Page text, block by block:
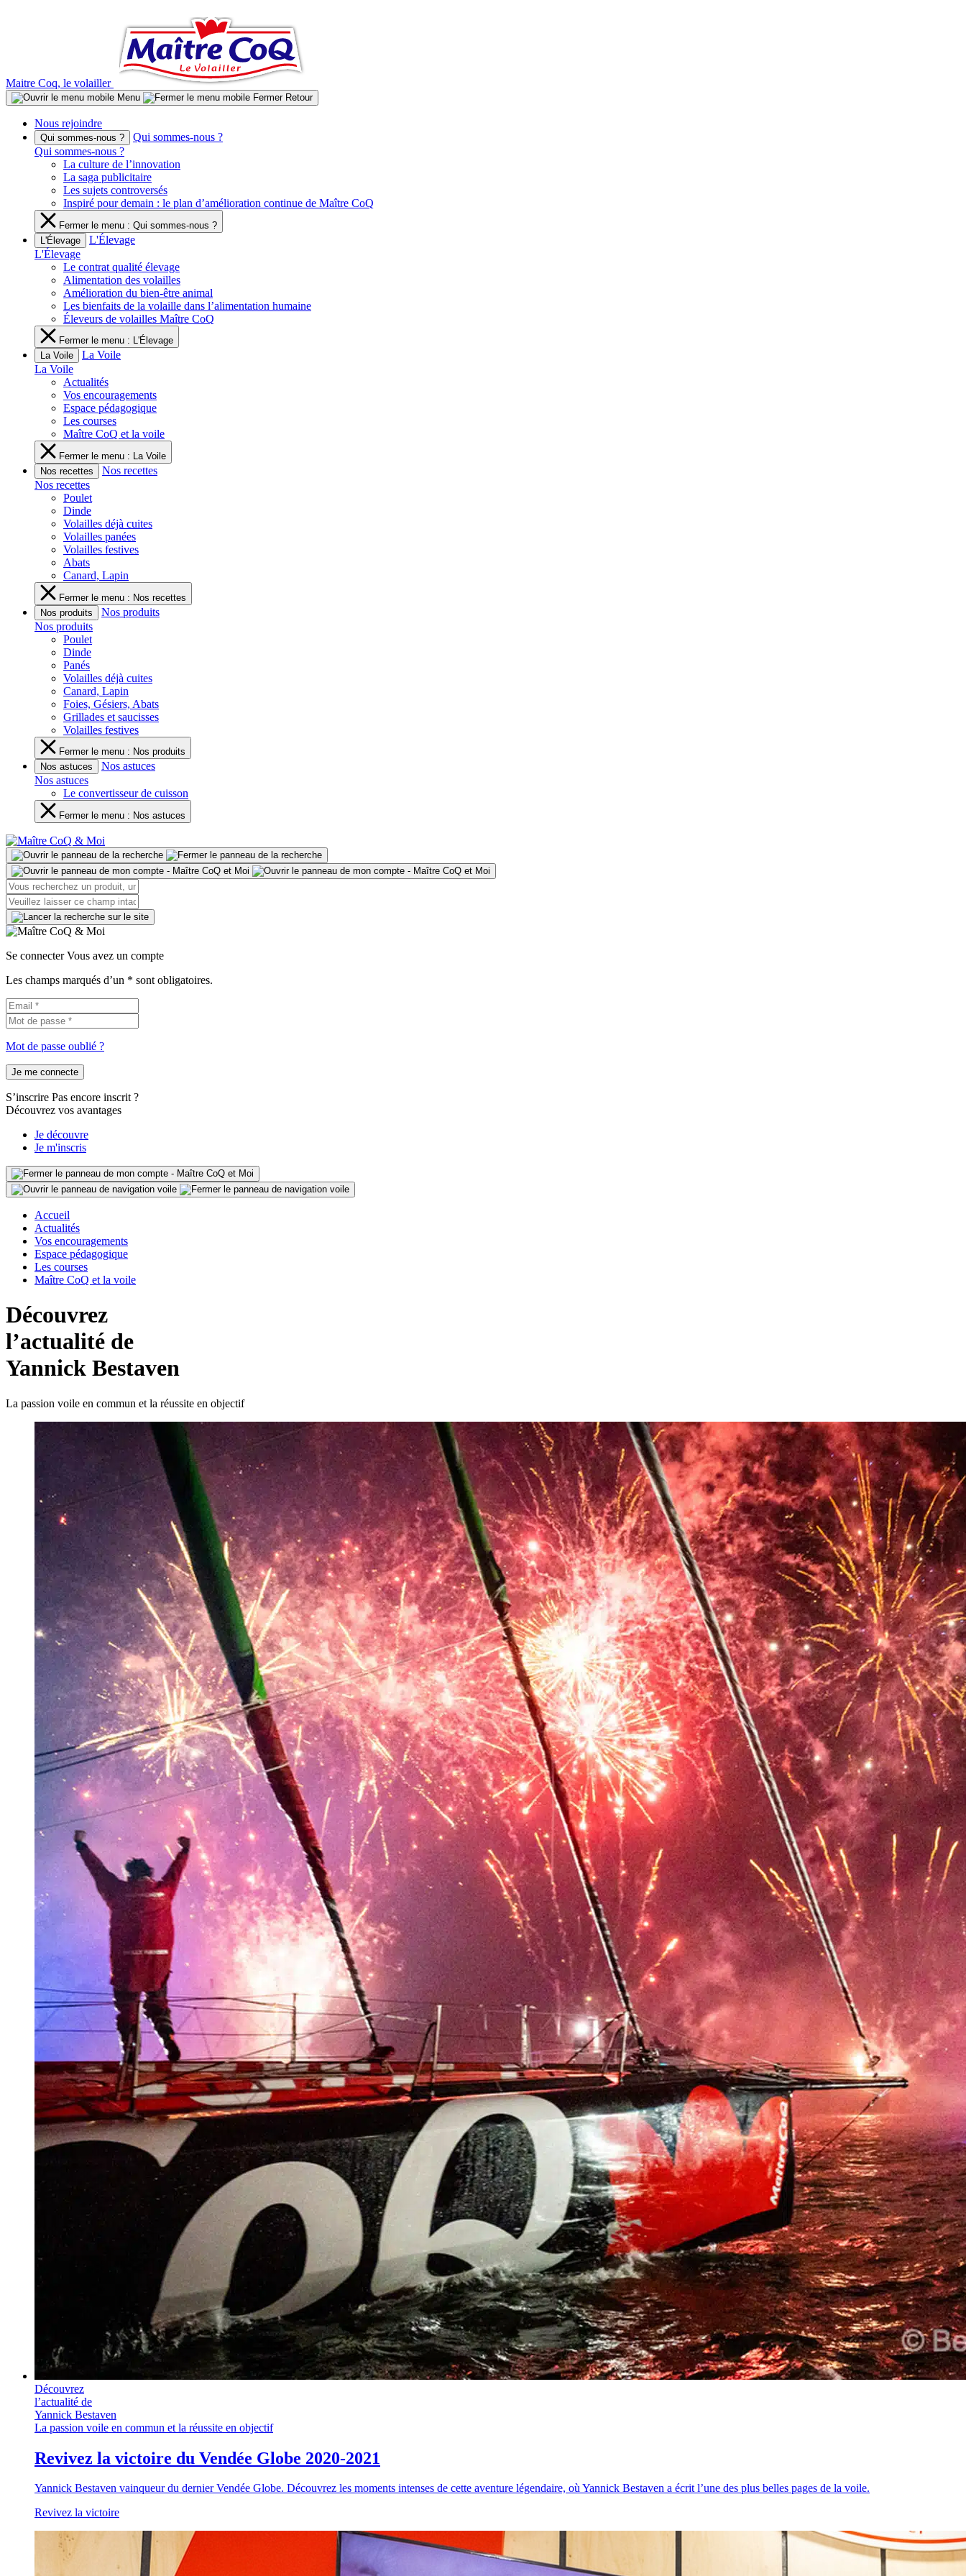
Maitre Coq, le volailler
Menu Fermer Retour
Nous rejoindre
Qui sommes-nous ?
Qui sommes-nous ?
Qui sommes-nous ?
La culture de l’innovation
La saga publicitaire
Les sujets controversés
Inspiré pour demain : le plan d’amélioration continue de Maître CoQ
Fermer le menu : Qui sommes-nous ?
L'Élevage
L'Élevage
L'Élevage
Le contrat qualité élevage
Alimentation des volailles
Amélioration du bien-être animal
Les bienfaits de la volaille dans l’alimentation humaine
Éleveurs de volailles Maître CoQ
Fermer le menu : L'Élevage
La Voile
La Voile
La Voile
Actualités
Vos encouragements
Espace pédagogique
Les courses
Maître CoQ et la voile
Fermer le menu : La Voile
Nos recettes
Nos recettes
Nos recettes
Poulet
Dinde
Volailles déjà cuites
Volailles panées
Volailles festives
Abats
Canard, Lapin
Fermer le menu : Nos recettes
Nos produits
Nos produits
Nos produits
Poulet
Dinde
Panés
Volailles déjà cuites
Canard, Lapin
Foies, Gésiers, Abats
Grillades et saucisses
Volailles festives
Fermer le menu : Nos produits
Nos astuces
Nos astuces
Nos astuces
Le convertisseur de cuisson
Fermer le menu : Nos astuces
Se connecter Vous avez un compte
Les champs marqués d’un * sont obligatoires.
Mot de passe oublié ?
Je me connecte
S’inscrire Pas encore inscrit ?
Découvrez vos avantages
Je découvre
Je m'inscris
Accueil
Actualités
Vos encouragements
Espace pédagogique
Les courses
Maître CoQ et la voile
Découvrez
l’actualité de
Yannick Bestaven
La passion voile en commun et la réussite en objectif
Découvrez
l’actualité de
Yannick Bestaven
La passion voile en commun et la réussite en objectif
Revivez la victoire du Vendée Globe 2020-2021
Yannick Bestaven vainqueur du dernier Vendée Globe. Découvrez les moments intenses de cette aventure légendaire, où Yannick Bestaven a écrit l’une des plus belles pages de la voile.
Revivez la victoire